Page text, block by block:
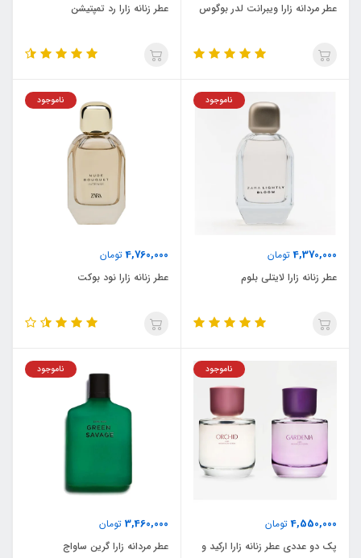
عطر مردانه زارا ویبرانت لدر بوگوس عطر زنانه زارا رد تمپتیشن
4,370,000تومان
ناموجود
عطر زنانه زارا لایتلی بلوم
4,760,000تومان
ناموجود
عطر زنانه زارا نود بوکت
4,550,000تومان
ناموجود
پک دو عددی عطر زنانه زارا ارکید و
3,460,000 تومان
ناموجود
عطر مردانه زارا گرین ساواج